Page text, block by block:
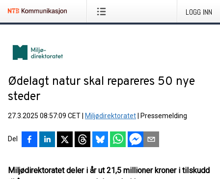
LOGG INN
Ødelagt natur skal repareres 50 nye
steder
27.3.2025 08:57:09 CET Miljødirektoratet Pressemelding
Del
Miljødirektoratet deler i år ut 21,5 millioner kroner i tilskudd